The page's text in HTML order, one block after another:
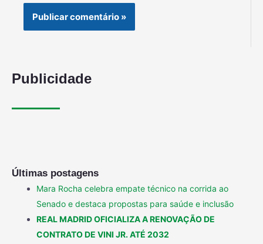
Publicidade
Últimas postagens
Mara Rocha celebra empate técnico na corrida ao
Senado e destaca propostas para saúde e inclusão
REAL MADRID OFICIALIZA A RENOVAÇÃO DE
CONTRATO DE VINI JR. ATÉ 2032